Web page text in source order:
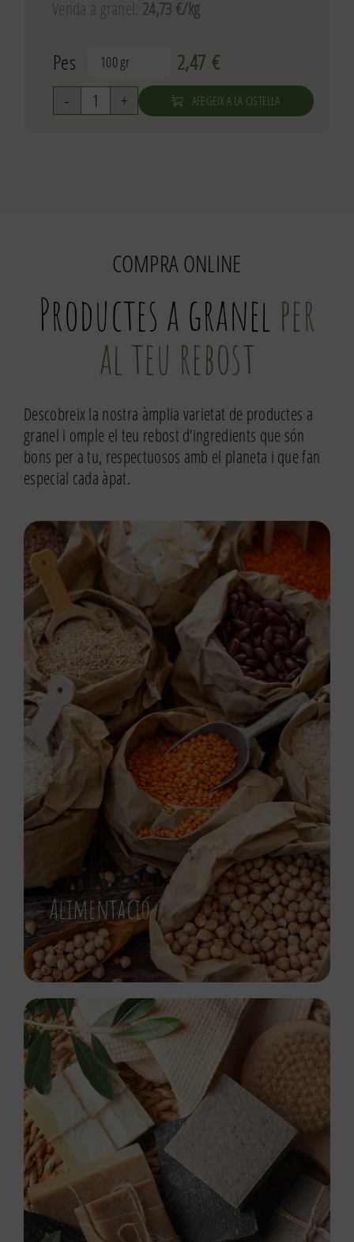
Venda a granel: 24,73 €/kg
Pes 2,47 €
quantitat
AFEGEIX A LA CISTELLA
COMPRA ONLINE
Productes a granel per
al teu rebost
Descobreix la nostra àmplia varietat de productes a
granel i omple el teu rebost d’ingredients que són
bons per a tu, respectuosos amb el planeta i que fan
especial cada àpat.
Alimentació